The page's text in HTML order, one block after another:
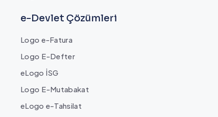
e-Devlet Çözümleri
Logo e-Fatura
Logo E-Defter
eLogo İSG
Logo E-Mutabakat
eLogo e-Tahsilat